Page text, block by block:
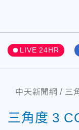
LIVE 24HR
中天新聞網 三
三角度 3